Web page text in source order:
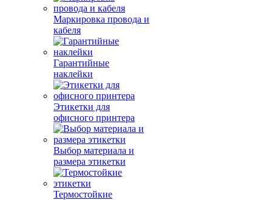
Маркировка провода и
кабеля
Гарантийные
наклейки
Этикетки для
офисного принтера
Выбор материала и
размера этикетки
Термостойкие